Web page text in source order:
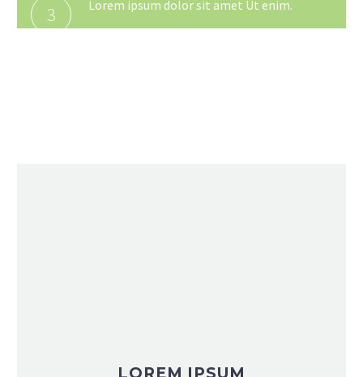
3 Lorem ipsum dolor sit amet Ut enim.